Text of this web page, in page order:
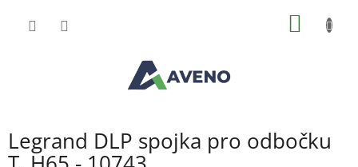
Legrand DLP spojka pro odbočku